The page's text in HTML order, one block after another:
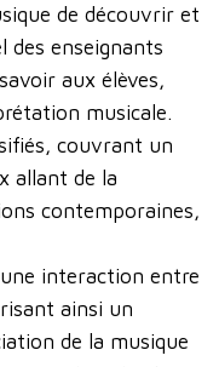
de découvrir et
des enseignants
aux élèves,
musicale.
couvrant un
allant de la
contemporaines,
interaction entre
ainsi un
de la musique